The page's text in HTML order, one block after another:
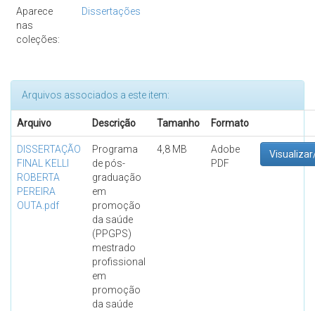
Aparece
nas
coleções:
Dissertações
Arquivos associados a este item:
Arquivo Descrição Tamanho Formato
DISSERTAÇÃO
FINAL KELLI
ROBERTA
PEREIRA
OUTA.pdf
Programa
de pós-
graduação
em
promoção
da saúde
(PPGPS)
mestrado
profissional
em
promoção
da saúde
4,8 MB
Adobe
PDF